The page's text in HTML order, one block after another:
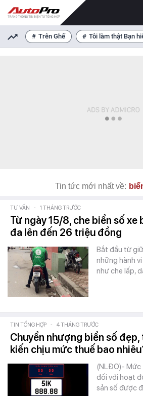
Trên Ghế Tôi làm thật Bạn
Tin tức mới nhất về:
TƯ VẤN - 1 THÁNG TRƯỚC
Từ ngày 15/8, che biển số xe
đa lên đến 26 triệu đồng
Bắt đầu từ
những hành
như che lấp,
TIN TỔNG HỢP - 4 THÁNG TRƯỚC
Chuyển nhượng biển số
kiến chịu mức thuế bao
(NLĐO)- Mức
đối với hoạt
sản số được